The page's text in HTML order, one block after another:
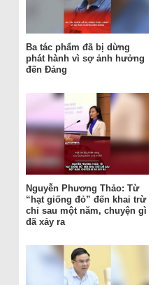
Ba tác phẩm đã bị dừng
phát hành vì sợ ảnh hưởng
đến Đảng
Nguyễn Phương Thảo: Từ
“hạt giống đỏ” đến khai trừ
chỉ sau một năm, chuyện gì
đã xảy ra